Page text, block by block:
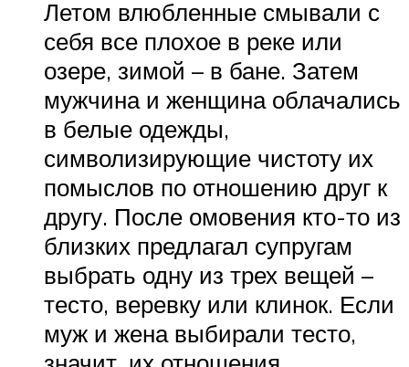
Летом влюбленные смывали с
себя все плохое в реке или
озере, зимой – в бане. Затем
мужчина и женщина облачались
в белые одежды,
символизирующие чистоту их
помыслов по отношению друг к
другу. После омовения кто-то из
близких предлагал супругам
выбрать одну из трех вещей –
тесто, веревку или клинок. Если
муж и жена выбирали тесто,